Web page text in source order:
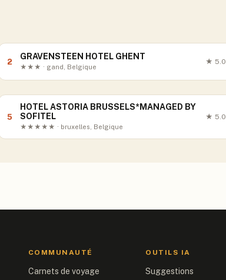
2
GRAVENSTEEN HOTEL GHENT
★★★ · gand, Belgique
★ 5.0
5
HOTEL ASTORIA BRUSSELS*MANAGED BY
SOFITEL
★★★★★ · bruxelles, Belgique
★ 5.0
COMMUNAUTÉ
Carnets de voyage
OUTILS IA
Suggestions